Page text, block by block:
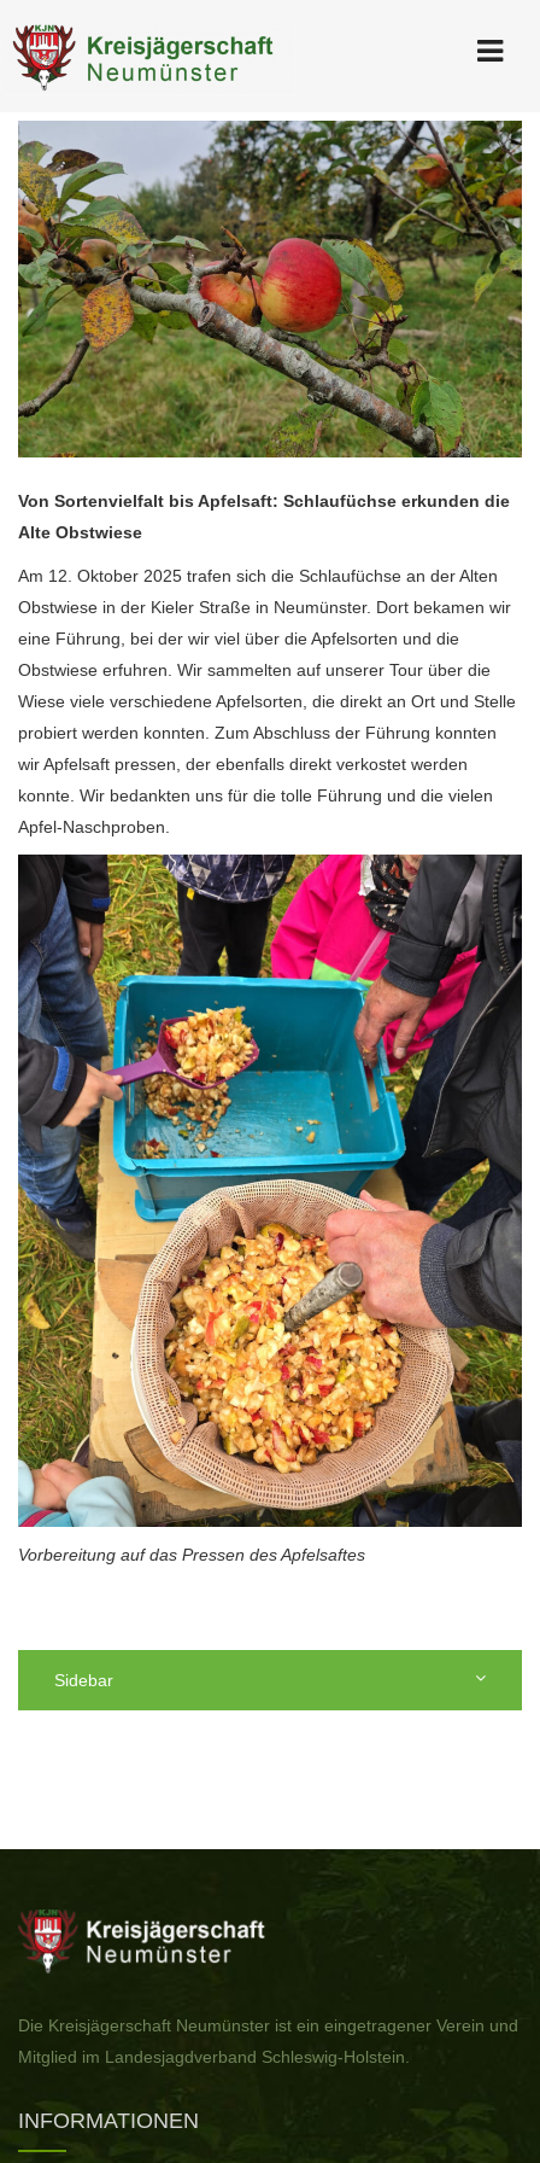
Von Sortenvielfalt bis Apfelsaft: Schlaufüchse erkunden die
Alte Obstwiese
Am 12. Oktober 2025 trafen sich die Schlaufüchse an der Alten
Obstwiese in der Kieler Straße in Neumünster. Dort bekamen wir
eine Führung, bei der wir viel über die Apfelsorten und die
Obstwiese erfuhren. Wir sammelten auf unserer Tour über die
Wiese viele verschiedene Apfelsorten, die direkt an Ort und Stelle
probiert werden konnten. Zum Abschluss der Führung konnten
wir Apfelsaft pressen, der ebenfalls direkt verkostet werden
konnte. Wir bedankten uns für die tolle Führung und die vielen
Apfel-Naschproben.
Vorbereitung auf das Pressen des Apfelsaftes
Sidebar
Die Kreisjägerschaft Neumünster ist ein eingetragener Verein und
Mitglied im Landesjagdverband Schleswig-Holstein.
INFORMATIONEN